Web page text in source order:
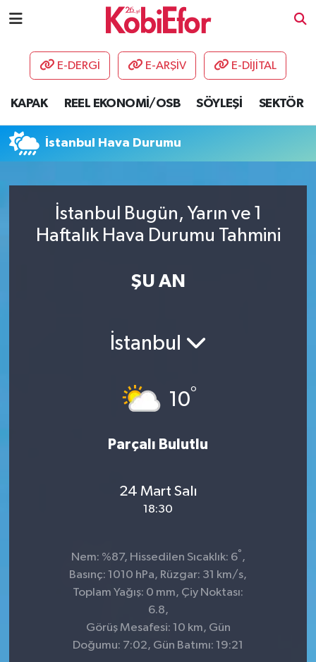
E-DERGİ E-ARŞİV E-DİJİTAL
KAPAK REEL EKONOMİ/OSB SÖYLEŞİ SEKTÖR
İstanbul Hava Durumu
İstanbul Bugün, Yarın ve 1
Haftalık Hava Durumu Tahmini
ŞU AN
İstanbul
10°
Parçalı Bulutlu
24 Mart Salı
18:30
Nem: %87, Hissedilen Sıcaklık: 6° ,
Basınç: 1010 hPa, Rüzgar: 31 km/s,
Toplam Yağış: 0 mm, Çiy Noktası:
6.8,
Görüş Mesafesi: 10 km, Gün
Doğumu: 7:02, Gün Batımı: 19:21
AKADEMİ
DESTEK-TEŞVİK
ETKİNLİK
HABERLER